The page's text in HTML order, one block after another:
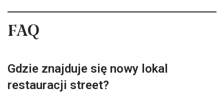
FAQ
Gdzie znajduje się nowy lokal
restauracji street?